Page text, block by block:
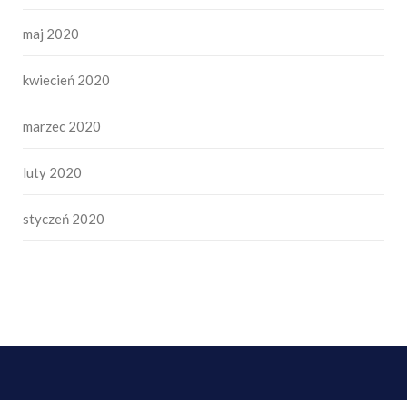
maj 2020
kwiecień 2020
marzec 2020
luty 2020
styczeń 2020